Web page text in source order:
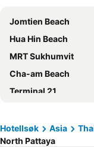
Hard Rock Hotel
Welcome World
Royal Cliff Beach Hotel
Neo Hotel
Golden Jomtien
Sunshine Hotel &
Hotel Zing
Jomtien Beach
Hua Hin Beach
MRT Sukhumvit
Cha-am Beach
Terminal 21
Siam Paragon
Siam Center
Hotellsøk Asia
North Pattaya